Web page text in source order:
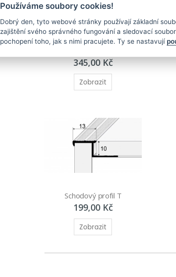
OHYBATELNÉ
Ukončovací profil L 6 mm
345,00 Kč
Zobrazit
Schodový profil T
199,00 Kč
Zobrazit
Používáme soubory cookies!
Dobrý den, tyto webové stránky používají základní
zajištění svého správného fungování a sledovací
pochopení toho, jak s nimi pracujete. Ty se nastavují